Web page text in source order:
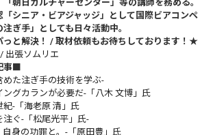
朝日カルチャーセンター」等の講師を務める。
「シニア・ビアジャッジ」として国際ビアコンペ
ぎ手」としても日々活動中。
と解決！ / 取材依頼もお待ちしております！★
出張ソムリエ
事■
めた注ぎ手の技術を学ぶ-
ングカランが必要だ-「八木 文博」氏
紀-「海老原 清」氏
注ぐ-「松尾光平」氏-
自身の功罪と。-「原田豊」氏